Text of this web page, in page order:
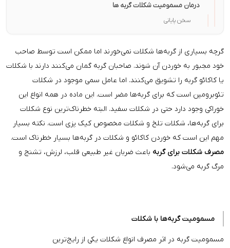
درمان مسمومیت شکلات گربه ها
سخن پایانی
گرچه بسیاری از گربه‌ها شکلات نمی‌خورند اما ممکن است توسط صاحب
خود مجبور به خوردن آن شوند. صاحبان گربه گمان می‌کنند دارند با شکلات
یا کاکائو گربه را تشویق می‌کنند. اما عامل سمی موجود در شکلات
تئوبرومین است که برای گربه‌ها مضر است. این ماده در همه انواع این
خوراکی وجود دارد حتی در شکلات سفید. البته خطرناک‌ترین نوع شکلات
برای گربه‌ها، شکلات تلخ و شکلات مخصوص کیک پزی است. نکته بسیار
مهم این است که خوردن کاکائو و شکلات در گربه‌ها بسیار خطرناک است.
مصرف شکلات برای گربهباعث ضربان غیر طبیعی قلب، لرزش، تشنج و
مرگ گربه می‌شود.
مسمومیت گربه‌ها با شکلات
مسمومیت گربه در اثر مصرف انواع شکلات یکی از رایج‌ترین